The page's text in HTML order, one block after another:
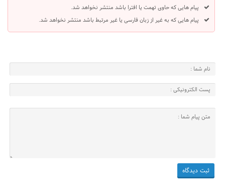
پیام هایی که حاوی تهمت یا افترا باشد منتشر نخواهد شد.
پیام هایی که به غیر از زبان فارسی یا غیر مرتبط باشد منتشر نخواهد شد.